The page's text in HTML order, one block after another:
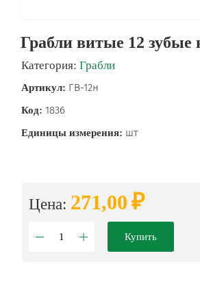
Грабли витые 12 зубые
Категория: Грабли
Артикул: ГВ-12н
Код: 1836
Единицы измерения: шт
Цена: 271,00 ₽
Купить